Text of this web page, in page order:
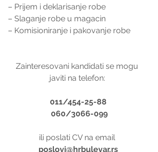
– Prijem i deklarisanje robe
– Slaganje robe u magacin
– Komisioniranje i pakovanje robe
Zainteresovani kandidati se mogu
javiti na telefon:
011/454-25-88
060/3066-099
ili poslati CV na email
poslovi@hrbulevar.rs